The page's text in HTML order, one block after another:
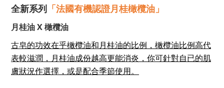
全新系列 「 法國有機認證月桂橄欖油 」
月桂油 X橄欖油
古皂的功效在乎橄欖油和月桂油的比例，橄欖油比例高代
表較滋潤，月桂油成份越高更能消炎 ，你可針對自已的肌
膚狀況作選擇，或是配合季節使用。